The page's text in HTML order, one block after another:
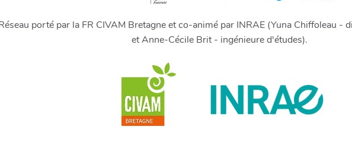
porté par la FR CIVAM Bretagne et co-animé par INRAE (Yuna Chiffoleau -
et Anne-Cécile Brit - ingénieure d'études).